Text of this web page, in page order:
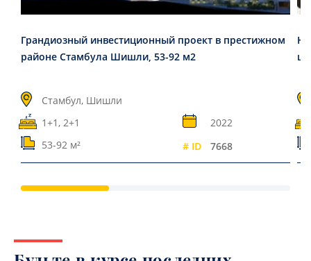
Грандиозный инвестиционный проект в престижном
районе Стамбула Шишли, 53-92 м2
Стамбул, Шишли
1+1, 2+1
2022
53-92 м²
# ID 7668